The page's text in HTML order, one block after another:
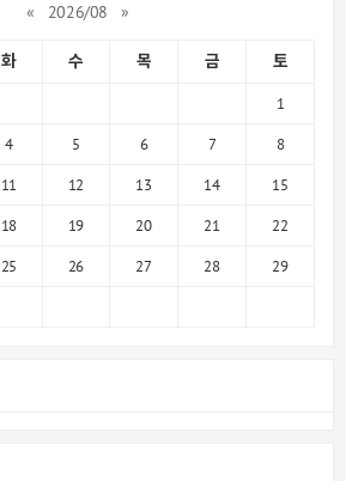
« 2026/08 »
화 수 목 금 토
1
4 5 6 7
8
11 12 13 14
15
18 19 20 21
22
25 26 27 28
29